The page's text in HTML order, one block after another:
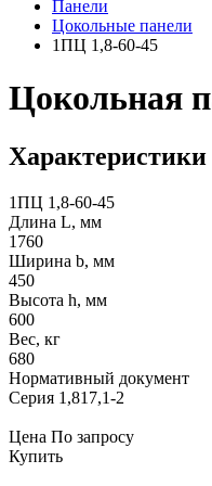
Панели
Цокольные панели
1ПЦ 1,8-60-45
Цокольная
Характеристики
1ПЦ 1,8-60-45
Длина L, мм
1760
Ширина b, мм
450
Высота h, мм
600
Вес, кг
680
Нормативный документ
Серия 1,817,1-2
Цена По запросу
Купить